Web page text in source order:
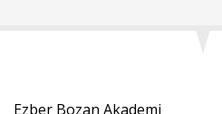
Ezber Bozan Akademi